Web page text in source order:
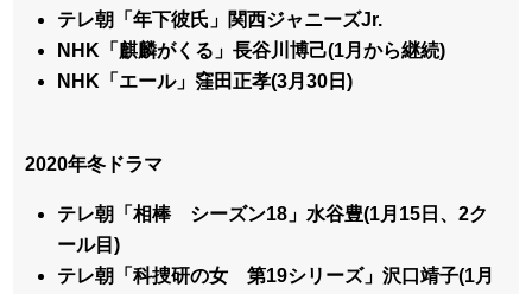
テレ朝「年下彼氏」関西ジャニーズJr.
NHK「麒麟がくる」長谷川博己(1月から継続)
NHK「エール」窪田正孝(3月30日)
2020年冬ドラマ
テレ朝「相棒 シーズン18」水谷豊(1月15日、2ク
ール目)
テレ朝「科捜研の女 第19シリーズ」沢口靖子(1月